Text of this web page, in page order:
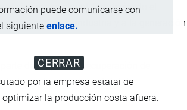
puede comunicarse con
siguienteenlace.
CERRAR
sistema nacional, fortaleciendo el
destinado a la industria y a la generación
de un plan de recuperación de
por la empresa estatal de
la producción costa afuera.